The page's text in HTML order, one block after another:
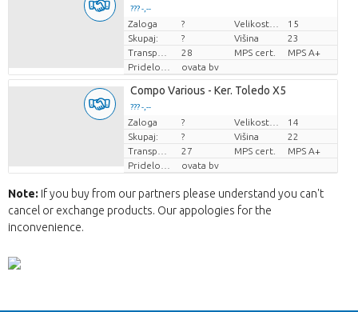
??? -,--
Cena za kos
Zaloga ?
15
Skupaj:
? Višina
23
28 MPS cert.
MPS A+
ovata bv
Compo Various - Ker. Toledo X5
??? -,--
Cena za kos
Zaloga ?
14
Skupaj:
? Višina
22
27 MPS cert.
MPS A+
ovata bv
Note: If you buy from our partners please understand you can't
cancel or exchange products. Our appologies for the
inconvenience.
Nazaj